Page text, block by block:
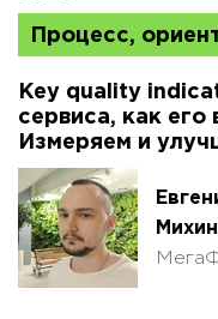
Процесс,
Key quality
сервиса, как его
Измеряем и
Михин